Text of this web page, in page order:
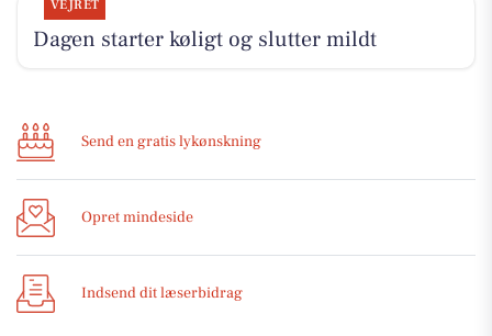
VEJRET
Dagen starter køligt og slutter mildt
Send en gratis lykønskning
Opret mindeside
Indsend dit læserbidrag